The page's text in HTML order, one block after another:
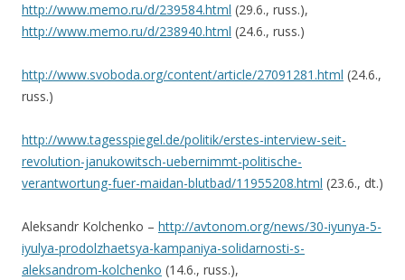
http://www.memo.ru/d/239584.html (29.6., russ.),
http://www.memo.ru/d/238940.html (24.6., russ.)
http://www.svoboda.org/content/article/27091281.html (24.6.,
russ.)
http://www.tagesspiegel.de/politik/erstes-interview-seit-
revolution-janukowitsch-uebernimmt-politische-
verantwortung-fuer-maidan-blutbad/11955208.html (23.6., dt.)
Aleksandr Kolchenko – http://avtonom.org/news/30-iyunya-5-
iyulya-prodolzhaetsya-kampaniya-solidarnosti-s-
aleksandrom-kolchenko (14.6., russ.),